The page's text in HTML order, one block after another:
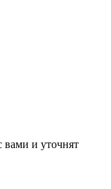
вами и уточнят